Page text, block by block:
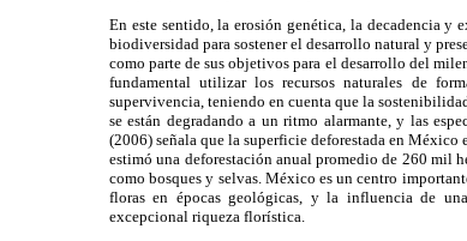
En este sentido, la erosión genética, la decadencia y
biodiversidad para sostener el desarrollo natural y
como parte de sus objetivos para el desarrollo del
fundamental utilizar los recursos naturales de
supervivencia, teniendo en cuenta que la
se están degradando a un ritmo alarmante, y las
(2006) señala que la superficie deforestada en
estimó una deforestación anual promedio de 260 mil
como bosques y selvas. México es un centro
floras en épocas geológicas, y la influencia de
excepcional riqueza florística.